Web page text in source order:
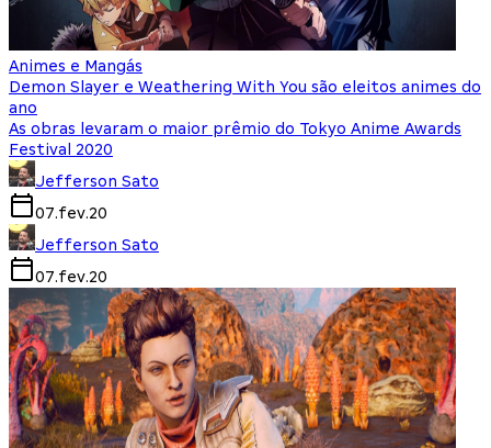
Animes e Mangás
Demon Slayer e Weathering With You são eleitos animes do
ano
As obras levaram o maior prêmio do Tokyo Anime Awards
Festival 2020
Jefferson Sato
07.fev.20
Jefferson Sato
07.fev.20